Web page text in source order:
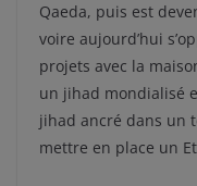
Qaeda, puis est
voire aujourd’hui
projets avec la
un jihad mondialisé
jihad ancré dans un
mettre en place un